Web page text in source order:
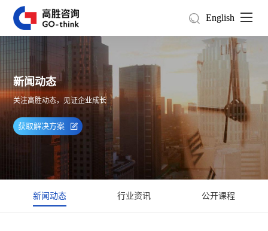
English
新闻动态
关注高胜动态，见证企业成长
获取解决方案
新闻动态 行业资讯 公开课程